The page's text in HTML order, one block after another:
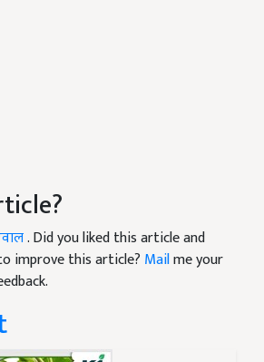
. Did you liked this article and
improve this article? Mailme your